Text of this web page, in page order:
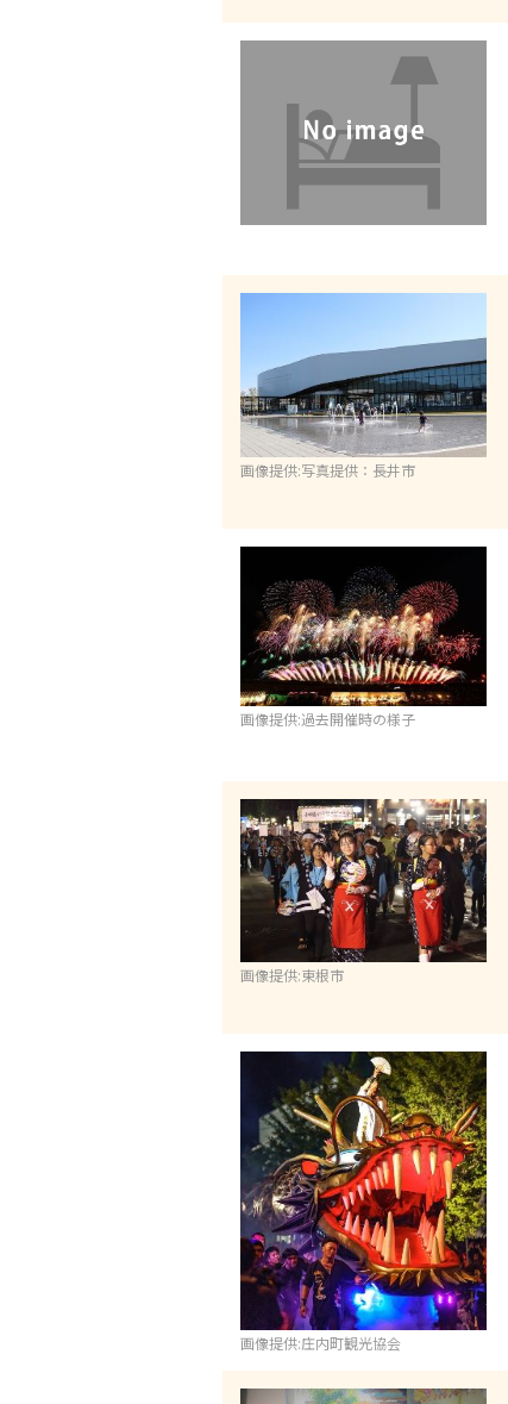
画像提供:写真提供：長井市
画像提供:過去開催時の様子
画像提供:東根市
画像提供:庄内町観光協会